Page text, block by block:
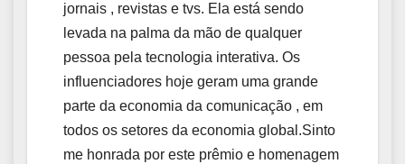
jornais , revistas e tvs. Ela está sendo
levada na palma da mão de qualquer
pessoa pela tecnologia interativa. Os
influenciadores hoje geram uma grande
parte da economia da comunicação , em
todos os setores da economia global.Sinto
me honrada por este prêmio e homenagem